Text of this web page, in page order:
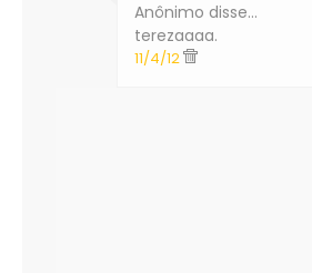
Anônimo disse…
terezaaaa.
11/4/12